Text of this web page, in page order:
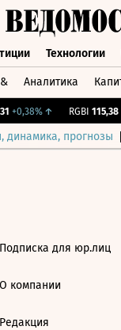
Технологии
Аналитика
+0,38%↑ RGBI 115,38
динамика, прогнозы
Подписка для юр.лиц
О компании
Редакция